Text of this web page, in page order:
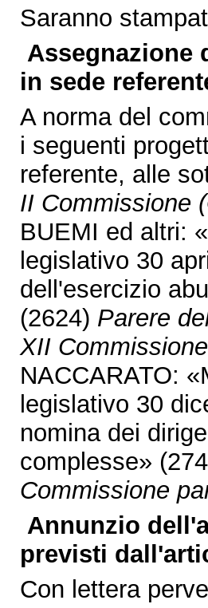
Saranno
Assegnazione
in sede
A norma del
i seguenti
referente, alle
II Commissione
BUEMI ed altri:
legislativo 30
dell'esercizio
(2624) Parere
XII
NACCARATO:
legislativo 30
nomina dei
complesse»
Commissione
Annunzio
previsti
Con lettera